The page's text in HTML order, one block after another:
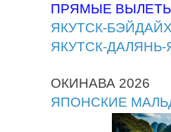
ПРЯМЫЕ
ЯКУТСК-
ЯКУТСК-ДАЛЯНЬ-
ОКИНАВА 2026
ЯПОНСКИЕ